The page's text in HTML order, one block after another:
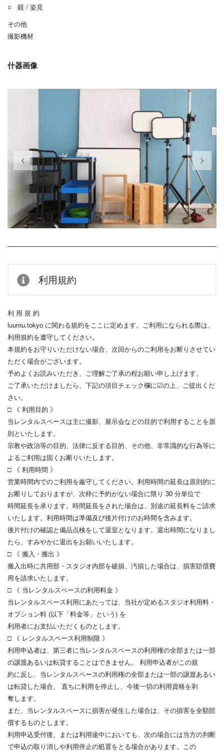
○ 鏡 / 姿見
その他
撮影機材
什器画像
利用規約
利 用 規 約
luumu.tokyo に関わる規約をここに定めます。ご利用になられる際は、
利用規約を遵守してください。
本規約をお守りいただけない場合、次回からのご利用をお断りさせてい
ただく場合がございます。
予めよくお読みいただき、ご理解ご了承の程お願い申し上げます。
ご了承いただけましたら、下記の項目チェック欄に☑の上、ご提出くだ
さい。
□ 《 利用目的 》
当レンタルスペースは主に撮影、展示会などの目的で利用することを原
則といたします。
宗教や政治等の目的、法律に反する目的、その他、非常識的な行為等に
よるご利用は固くお断りいたします。
□ 《 利用時間 》
営業時間内でのご利用を厳守してください。利用時間の延長は原則的に
お断りしておりますが、次枠に予約がない場合に限り 30 分単位で
時間延長を承ります。時間延長をされた場合は、別途の延長料をご請求
いたします。利用時間は準備及び後片付けのお時間を含みます。
後片付けの確認と備品点検をして退室となります。退出時間になりまし
たら、すみやかに退出をお願いいたします。
□ 《 搬入・搬出 》
搬入出時に共用部・スタジオ内部を破損、汚損した場合は、損害賠償費
用を請求いたします。
□ 《 当レンタルスペースの利用料金 》
当レンタルスペース利用にあたっては、当社が定めるスタジオ利用料・
オプション料 (以下「料金等」という) を
利用者にお支払いただくものとします。
□ 《 レンタルスペース利用制限 》
利用申込者は、第三者に当レンタルスペースの利用権の全部または一部
の譲渡あるいは転貸することはできません。 利用申込者がこの規
約に反し、当レンタルスペースの利用権の全部または一部の譲渡あるい
は転貸した場合、 直ちに利用を停止し、今後一切の利用資格を剥
奪します。
また、当レンタルスペースに損害が発生した場合は、その損害を全額賠
償するものとします。
利用申込受付後、または利用途中においても、次の場合には当方の判断
で申込の取り消しや利用停止の処置をとる場合があります。この